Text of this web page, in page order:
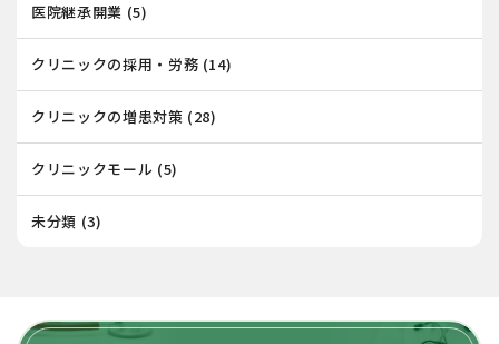
医院継承開業 (5)
クリニックの採用・労務 (14)
クリニックの増患対策 (28)
クリニックモール (5)
未分類 (3)